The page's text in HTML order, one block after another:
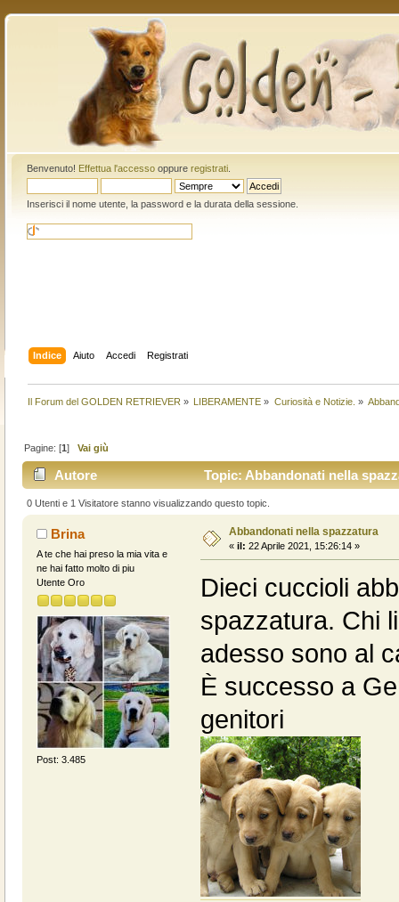
Benvenuto! Effettua l'accessooppure registrati.
Inserisci il nome utente, la password e la durata della sessione.
Indice Aiuto Accedi Registrati
Il Forum del GOLDEN RETRIEVER » LIBERAMENTE » Curiosità e Notizie. »
Pagine: [1]Vai giù
Autore Topic: Abbandonati nella
0 Utenti e 1 Visitatore stanno visualizzando questo topic.
Brina
A te che hai preso la mia vita e
ne hai fatto molto di piu
Utente Oro
Post: 3.485
Abbandonati nella spazzatura
« il: 22 Aprile 2021, 15:26:14 »
Dieci cuccioli
spazzatura. Chi
adesso sono al
È successo a
genitori